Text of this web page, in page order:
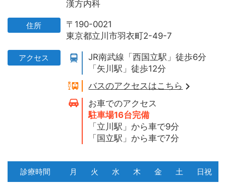
漢方内科
住所
〒190-0021
東京都立川市羽衣町2-49-7
アクセス
JR南武線「西国立駅」徒歩6分
「矢川駅」徒歩12分
バスのアクセスはこちら
お車でのアクセス
駐車場16台完備
「立川駅」から車で9分
「国立駅」から車で7分
診療時間 月 火 水 木 金 土 日祝